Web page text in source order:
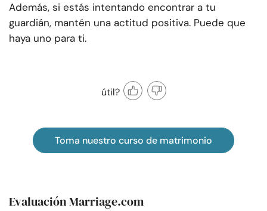
Además, si estás intentando encontrar a tu
guardián, mantén una actitud positiva. Puede que
haya uno para ti.
útil?
Toma nuestro curso de matrimonio
Evaluación Marriage.com